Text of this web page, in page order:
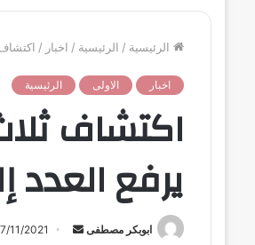
الرئيسية / الرئيسية / اخبار / اكتشاف
اخبار الاولى الرئيسية
اكتشاف
يرفع العدد إلى
ابوبكر مصطفى
أ
11/2021